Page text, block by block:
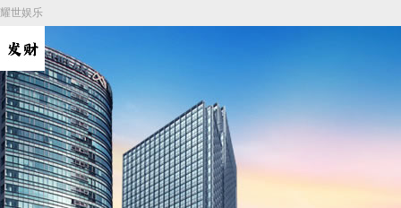
耀世娱乐